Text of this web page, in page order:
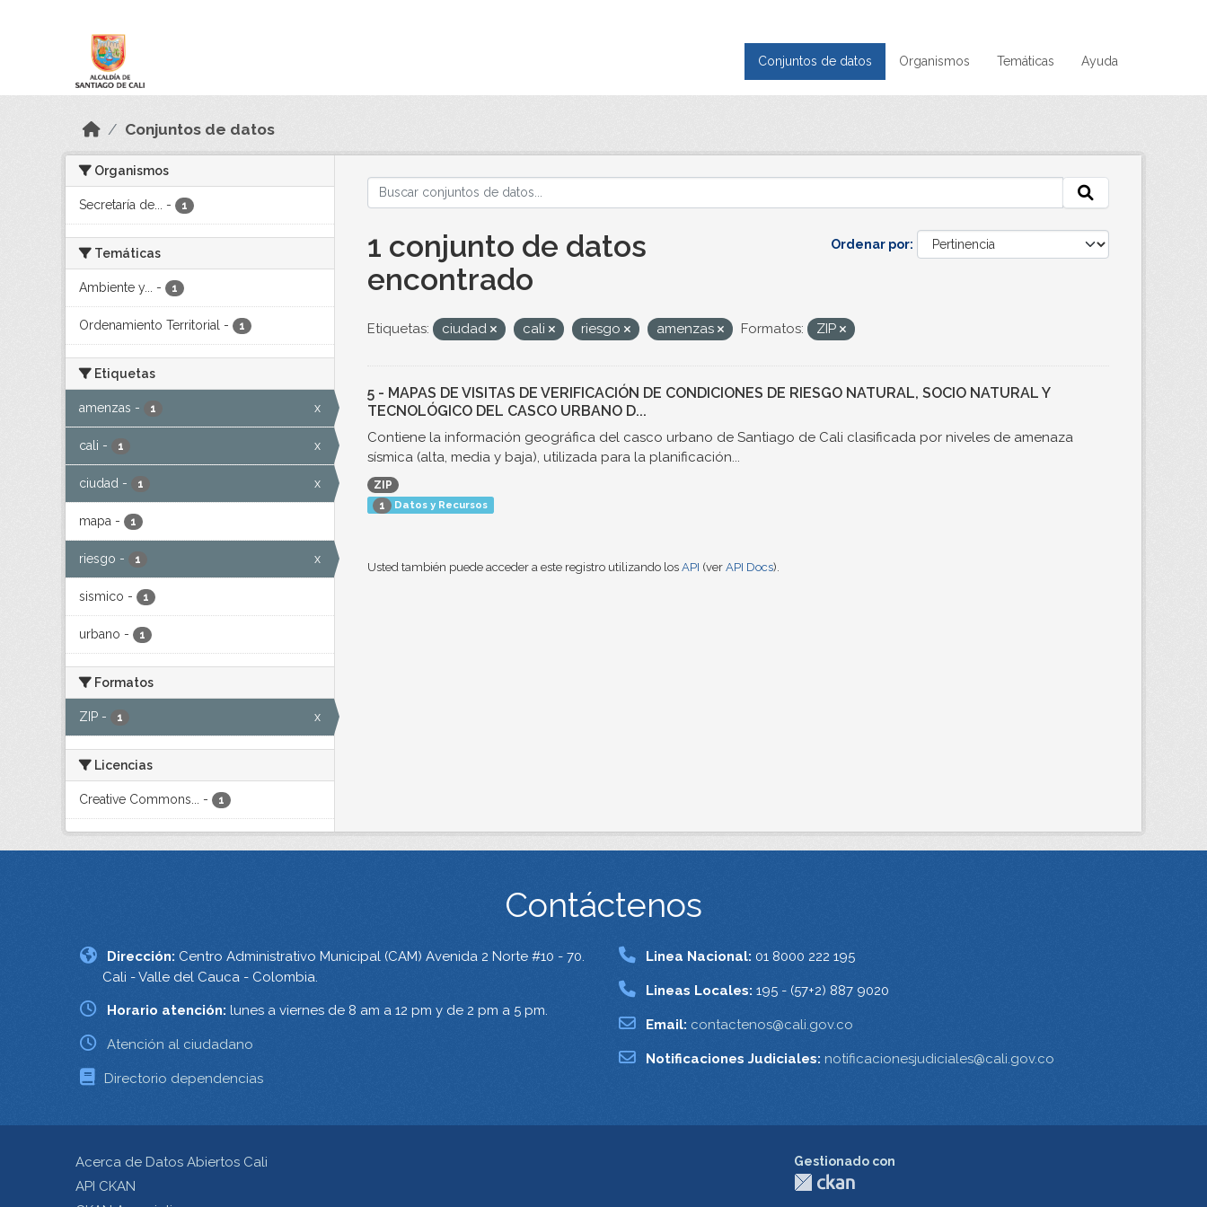
Conjuntos de datos Organismos Temáticas Ayuda
Conjuntos de datos
Organismos
Secretaría de... - 1
Temáticas
Ambiente y... - 1
Ordenamiento Territorial - 1
Etiquetas
amenzas - 1 x
cali - 1 x
ciudad - 1 x
mapa - 1
riesgo - 1 x
sismico - 1
urbano - 1
Formatos
ZIP - 1 x
Licencias
Creative Commons... - 1
Ordenar por
1 conjunto de datos
encontrado
Etiquetas: ciudad cali riesgo amenzas Formatos: ZIP
5 - MAPAS DE VISITAS DE VERIFICACIÓN DE CONDICIONES DE RIESGO NATURAL, SOCIO NATURAL Y
TECNOLÓGICO DEL CASCO URBANO D...
Contiene la información geográfica del casco urbano de Santiago de Cali clasificada por niveles de amenaza
sísmica (alta, media y baja), utilizada para la planificación...
ZIP
1
Datos y Recursos
Usted también puede acceder a este registro utilizando los API (ver API Docs).
Contáctenos
Dirección: Centro Administrativo Municipal (CAM) Avenida 2 Norte #10 - 70.
Cali - Valle del Cauca - Colombia.
Horario atención: lunes a viernes de 8 am a 12 pm y de 2 pm a 5 pm.
Atención al ciudadano
Directorio dependencias
Linea Nacional: 01 8000 222 195
Lineas Locales: 195 - (57+2) 887 9020
Email: contactenos@cali.gov.co
Notificaciones Judiciales: notificacionesjudiciales@cali.gov.co
Acerca de Datos Abiertos Cali
API CKAN
Gestionado con